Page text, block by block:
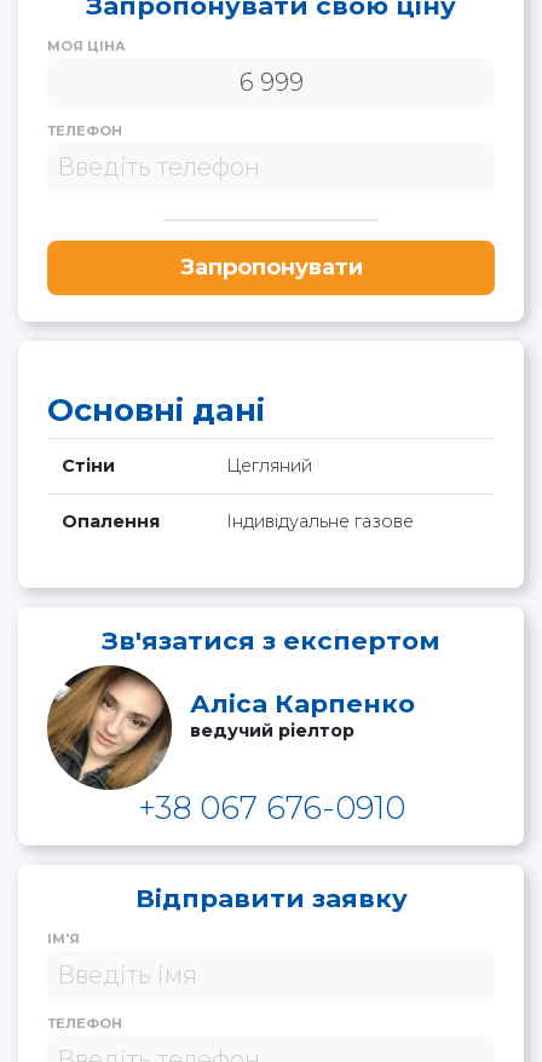
МОЯ ЦІНА
ТЕЛЕФОН
Запропонувати
Основні дані
Стіни Цегляний
Опалення Індивідуальне газове
Зв'язатися з експертом
Аліса Карпенко
ведучий ріелтор
+38 067 676-0910
Відправити заявку
ІМ'Я
ТЕЛЕФОН